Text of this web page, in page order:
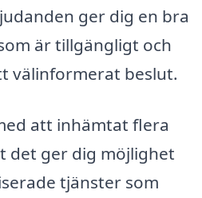
ger dig en bra
är tillgängligt och
välinformerat beslut.
att inhämtat flera
det ger dig möjlighet
tjänster som